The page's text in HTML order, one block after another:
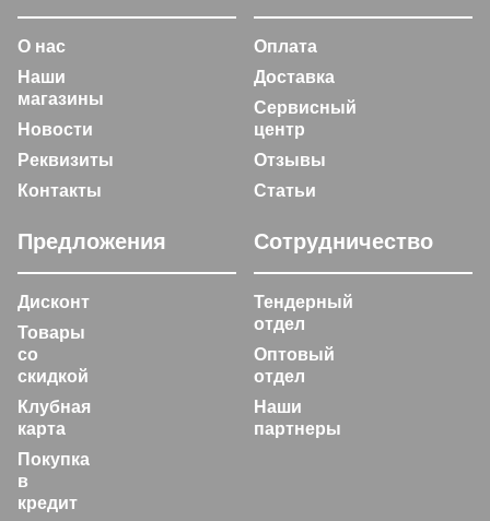
О нас
Наши
магазины
Новости
Реквизиты
Контакты
Оплата
Доставка
Сервисный
центр
Отзывы
Статьи
Предложения
Дисконт
Товары
со
скидкой
Клубная
карта
Покупка
в
кредит
Сотрудничество
Тендерный
отдел
Оптовый
отдел
Наши
партнеры